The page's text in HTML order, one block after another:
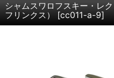
シャムスワロフスキー・レ
フリンクス）
[cc011-a-9]